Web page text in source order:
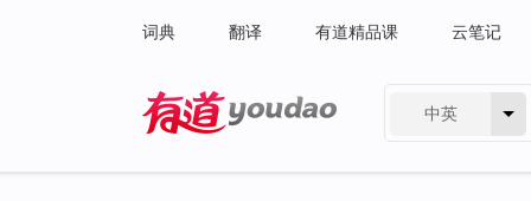
词典 翻译 有道精品课 云笔记
中英